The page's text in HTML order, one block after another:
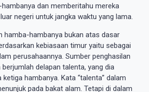
dan memberitahu mereka
negeri untuk jangka waktu yang lama.
hamba-hambanya bukan atas dasar
kebiasaan timur yaitu sebagai
perusahaannya. Sumber penghasilan
delapan talenta, yang dia
hambanya. Kata “talenta” dalam
pada bakat alam. Tetapi di dalam